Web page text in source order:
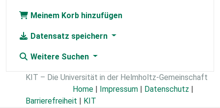
Meinem Korb hinzufügen
Datensatz speichern
Weitere Suchen
KIT – Die Universität in der Helmholtz-Gemeinschaft
Home | Impressum | Datenschutz |
Barrierefreiheit | KIT